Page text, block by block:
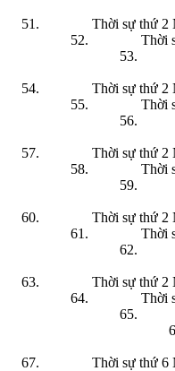
Thời sự thứ 2
Thời
Thời sự thứ 2
Thời
Thời sự thứ 2
Thời
Thời sự thứ 2
Thời
Thời sự thứ 2
Thời
Thời sự thứ 6